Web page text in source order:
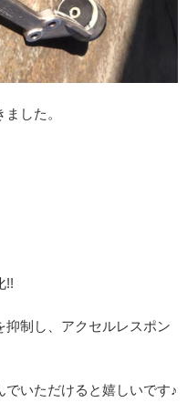
した。
!!
制し、アクセルレスポン
いただけると嬉しいです♪